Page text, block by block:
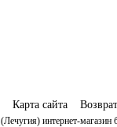
Карта сайта Возврат
(Лечугия) интернет-